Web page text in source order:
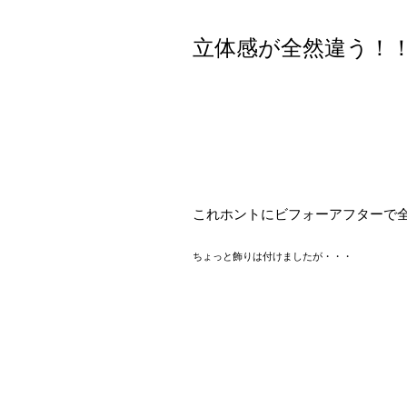
立体感が全然違う！
これホントにビフォーアフターで
ちょっと飾りは付けましたが・・・